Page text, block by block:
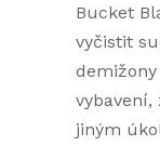
Bucket
vyčistit
jiným